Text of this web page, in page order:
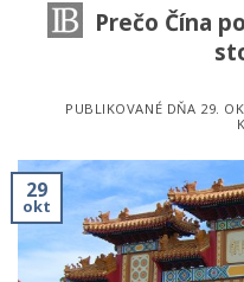
Prečo Čína
PUBLIKOVANÉ DŇA 29.
29
okt